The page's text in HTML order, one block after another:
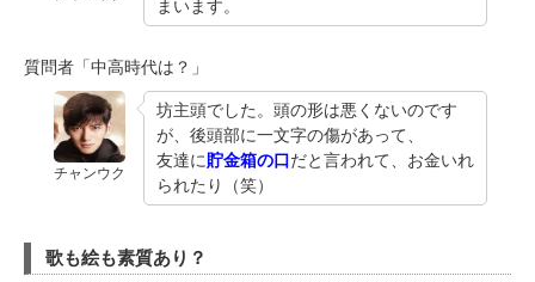
まいます。
質問者「中高時代は？」
チャンウク
坊主頭でした。頭の形は悪くないのです
が、後頭部に一文字の傷があって、
友達に貯金箱の口だと言われて、お金いれ
られたり（笑）
歌も絵も素質あり？